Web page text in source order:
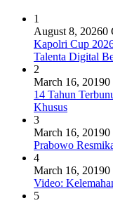
1
August 8, 20260
Kapolri Cup
Talenta Digital
2
March 16, 20190
14 Tahun
Khusus
3
March 16, 20190
Prabowo
4
March 16, 20190
Video:
5